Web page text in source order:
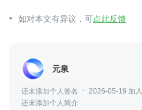
如对本文有异议，可点此反馈
元泉
还未添加个人签名
2026-05-19 加入
还未添加个人简介